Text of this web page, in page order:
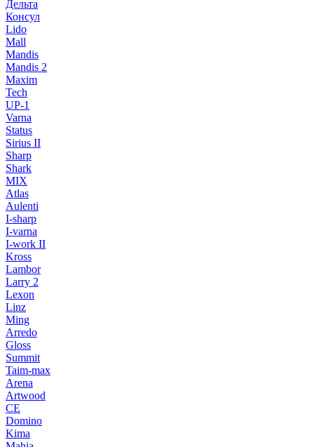
Дельта
Консул
Lido
Mall
Mandis
Mandis 2
Maxim
Tech
UP-1
Varna
Status
Sirius II
Sharp
Shark
MIX
Atlas
Aulenti
I-sharp
I-varna
I-work II
Kross
Lambor
Larry 2
Lexon
Linz
Ming
Arredo
Gloss
Summit
Taim-max
Arena
Artwood
CE
Domino
Kima